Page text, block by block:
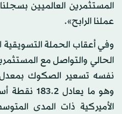
المستثمرين العالميين
عملنا الرابح».
وهو ما